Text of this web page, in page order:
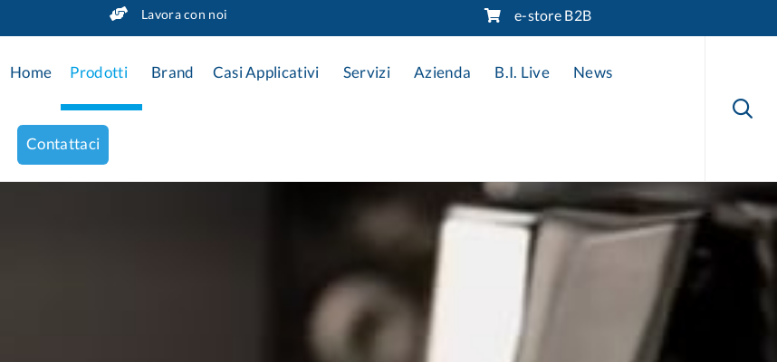
Lavora con noi
e-store B2B
Home Prodotti Brand Casi Applicativi Servizi Azienda B.I. Live News
Contattaci
